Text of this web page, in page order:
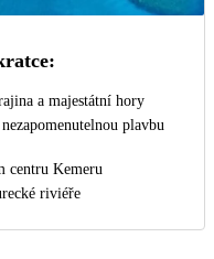
a majestátní hory
plavbu
centru Kemeru
riviéře